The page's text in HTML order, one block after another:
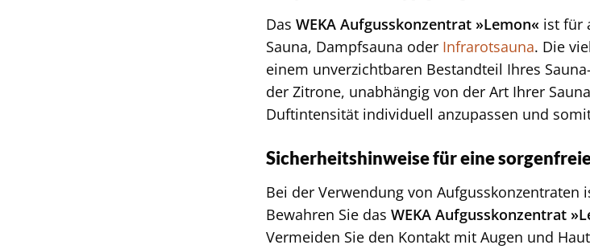
DasWEKA Aufgusskonzentrat »Lemon« ist für
Sauna, Dampfsauna oder Infrarotsauna. Die
einem unverzichtbaren Bestandteil Ihres
der Zitrone, unabhängig von der Art Ihrer
Duftintensität individuell anzupassen und
Sicherheitshinweise für eine
Bei der Verwendung von
Bewahren Sie dasWEKA Aufgusskonzentrat
Vermeiden Sie den Kontakt mit Augen und